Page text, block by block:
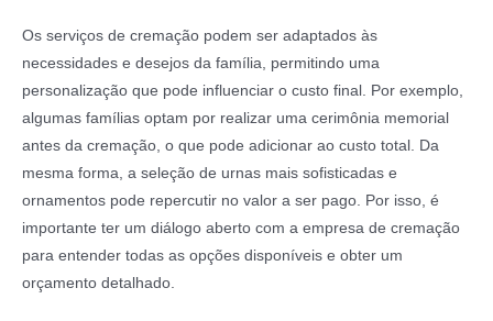
Os serviços de cremação podem ser adaptados às
necessidades e desejos da família, permitindo uma
personalização que pode influenciar o custo final. Por exemplo,
algumas famílias optam por realizar uma cerimônia memorial
antes da cremação, o que pode adicionar ao custo total. Da
mesma forma, a seleção de urnas mais sofisticadas e
ornamentos pode repercutir no valor a ser pago. Por isso, é
importante ter um diálogo aberto com a empresa de cremação
para entender todas as opções disponíveis e obter um
orçamento detalhado.